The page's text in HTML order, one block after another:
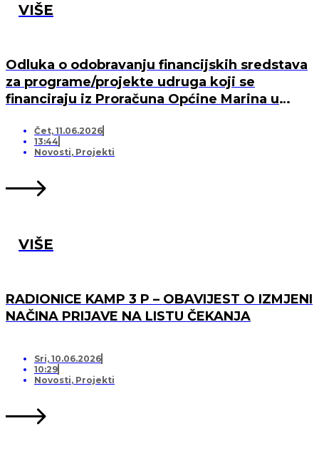
VIŠE
Odluka o odobravanju financijskih sredstava
za programe/projekte udruga koji se
financiraju iz Proračuna Općine Marina u
Čet, 11.06.2026
13:44
Novosti, Projekti
VIŠE
RADIONICE KAMP 3 P – OBAVIJEST O IZMJENI
NAČINA PRIJAVE NA LISTU ČEKANJA
Sri, 10.06.2026
10:29
Novosti, Projekti